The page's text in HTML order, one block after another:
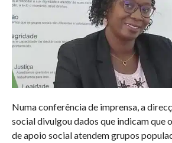
Numa conferência de imprensa, a
social divulgou dados que indicam que
de apoio social atendem grupos